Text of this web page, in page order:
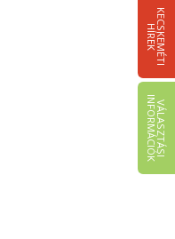
K
E
C
S
K
E
M
É
T
I
HÍ
R
E
K
V
Á
L
A
S
Z
T
Á
S
I
IN
F
O
R
M
Á
C
I
Ó
K